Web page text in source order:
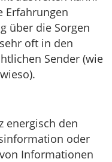
Erfahrungen
über die Sorgen
oft in den
Sender (wie
energisch den
oder
Informationen